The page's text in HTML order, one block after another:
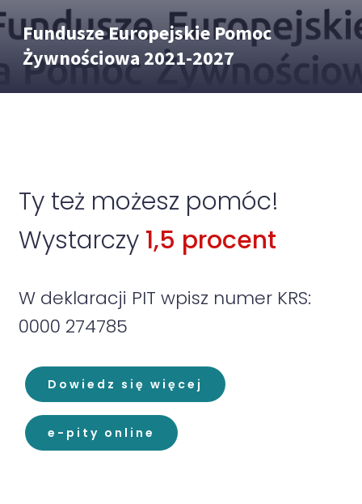
Fundusze Europejskie Pomoc
Żywnościowa 2021-2027
Ty też możesz pomóc!
Wystarczy 1,5 procent
W deklaracji PIT wpisz numer KRS:
0000 274785
Dowiedz się więcej
e-pity online